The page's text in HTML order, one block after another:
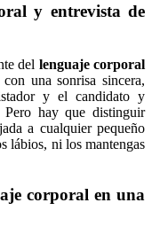
y entrevista de
del lenguaje corporal
con una sonrisa sincera,
y el candidato y
hay que distinguir
a cualquier pequeño
lábios, ni los mantengas
corporal en una